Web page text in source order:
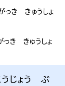
っき きゅうしょ
き きゅうしょ
うじょう ぷ